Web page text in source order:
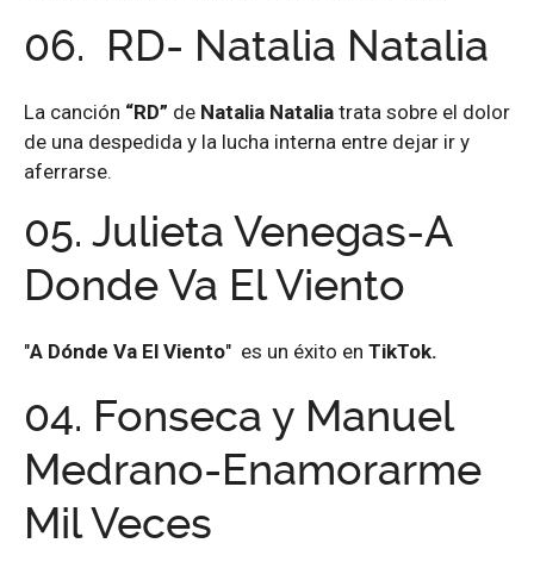
06. RD- Natalia Natalia
La canción “RD” de Natalia Natalia trata sobre el dolor
de una despedida y la lucha interna entre dejar ir y
aferrarse.
05. Julieta Venegas-A
Donde Va El Viento
"A Dónde Va El Viento" es un éxito en TikTok.
04. Fonseca y Manuel
Medrano-Enamorarme
Mil Veces